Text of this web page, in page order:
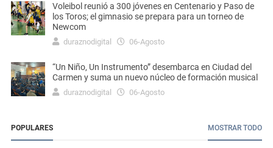
Voleibol reunió a 300 jóvenes en Centenario y Paso de
los Toros; el gimnasio se prepara para un torneo de
Newcom
duraznodigital 06-Agosto
“Un Niño, Un Instrumento” desembarca en Ciudad del
Carmen y suma un nuevo núcleo de formación musical
duraznodigital 06-Agosto
POPULARES MOSTRAR TODO